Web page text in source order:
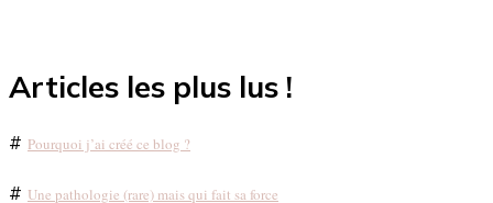
Articles les plus lus !
# Pourquoi j’ai créé ce blog ?
# Une pathologie (rare) mais qui fait sa force